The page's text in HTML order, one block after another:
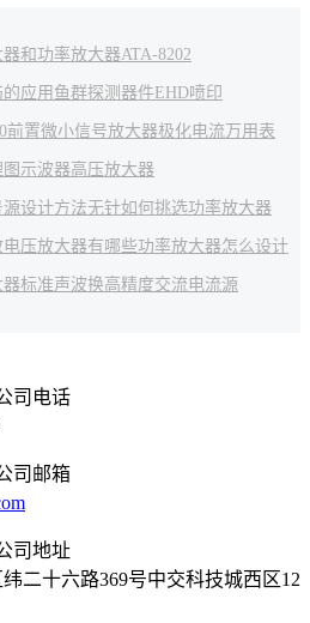
器和功率放大器ATA-8202
应用 鱼群探测 器件 EHD喷印
前置微小信号放大器极化电流万用表
示波器高压放大器
设计方法无针如何挑选功率放大器
电压放大器有哪些功率放大器怎么设计
标准声波换高精度交流电流源
二十六路369号中交科技城西区12